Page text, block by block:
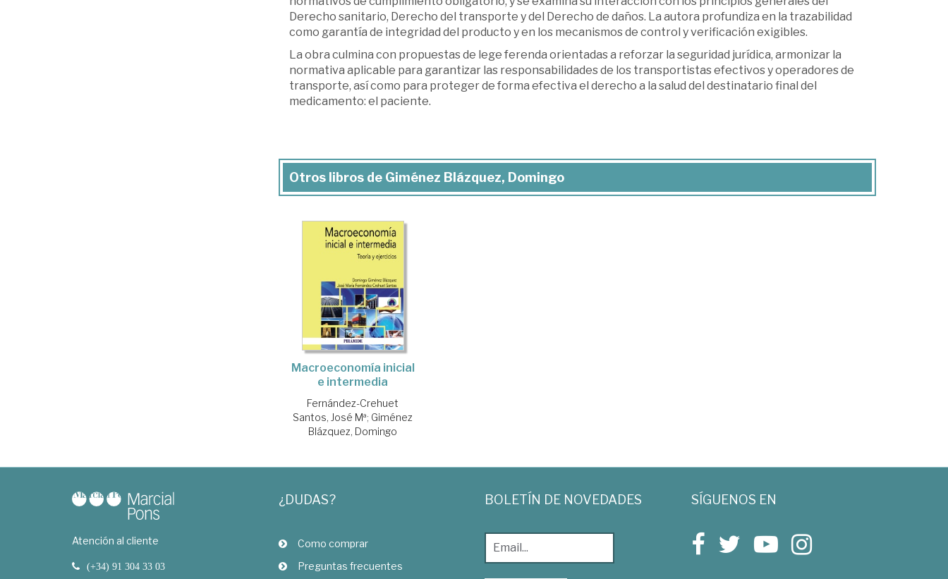
Derecho sanitario, Derecho del transporte y del Derecho de daños. La autora profundiza en la trazabilidad
como garantía de integridad del producto y en los mecanismos de control y verificación exigibles.
La obra culmina con propuestas de lege ferenda orientadas a reforzar la seguridad jurídica, armonizar la
normativa aplicable para garantizar las responsabilidades de los transportistas efectivos y operadores de
transporte, así como para proteger de forma efectiva el derecho a la salud del destinatario final del
medicamento: el paciente.
Otros libros de Giménez Blázquez, Domingo
Macroeconomía inicial
e intermedia
Fernández-Crehuet
Santos, José Mª; Giménez
Blázquez, Domingo
Atención al cliente
(+34) 91 304 33 03
¿DUDAS?
Como comprar
Preguntas frecuentes
BOLETÍN DE NOVEDADES SÍGUENOS EN